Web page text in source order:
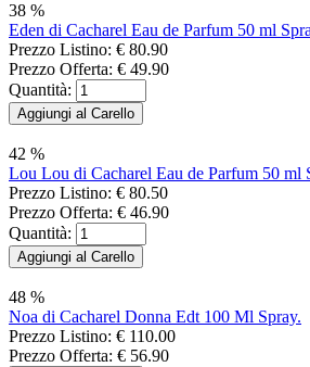
38 %
Eden di Cacharel Eau de Parfum 50 ml
Prezzo Listino: € 80.90
Prezzo Offerta: € 49.90
Quantità:
42 %
Lou Lou di Cacharel Eau de Parfum 50 ml
Prezzo Listino: € 80.50
Prezzo Offerta: € 46.90
Quantità:
48 %
Noa di Cacharel Donna Edt 100 Ml Spray.
Prezzo Listino: € 110.00
Prezzo Offerta: € 56.90